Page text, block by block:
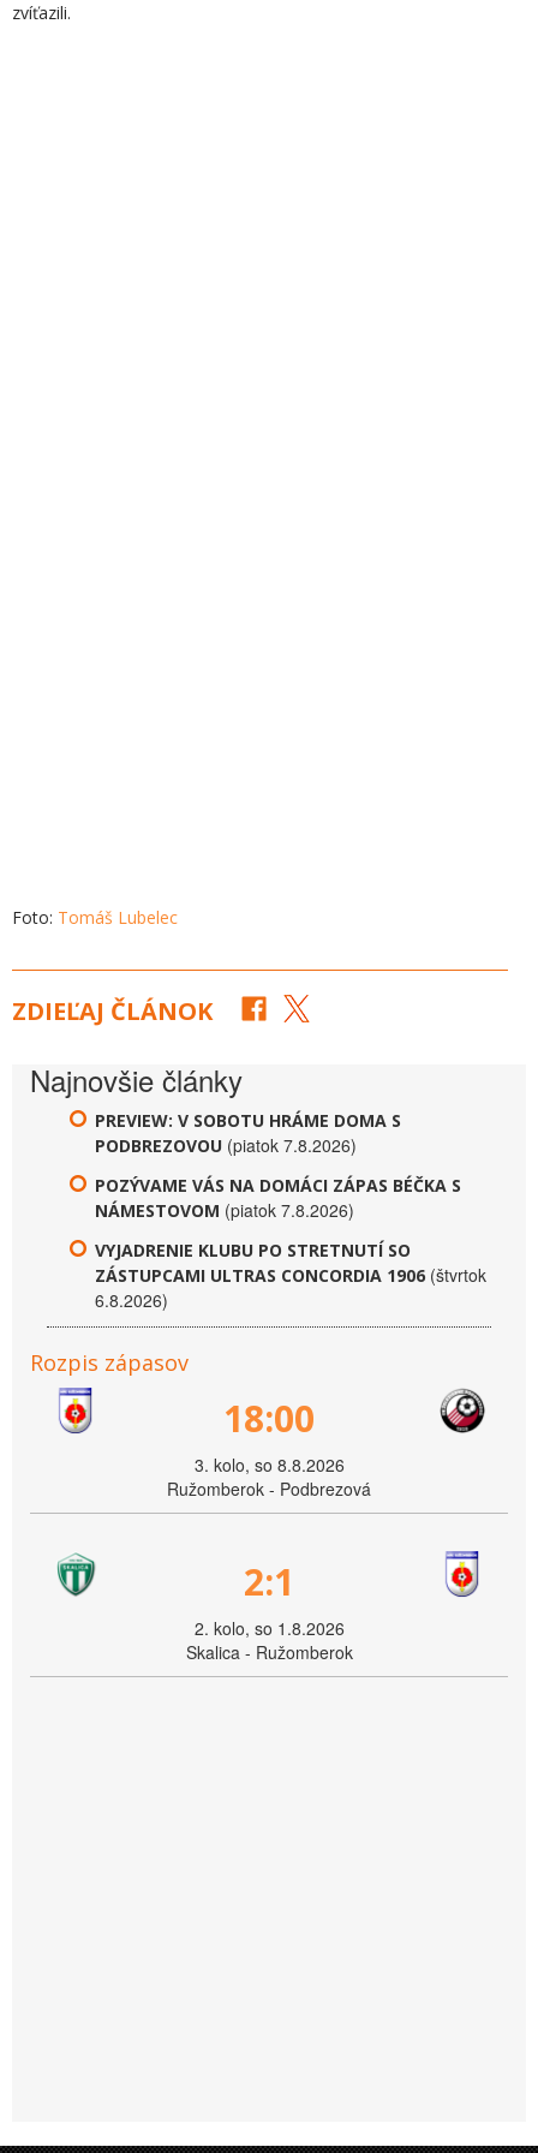
zvíťazili.
Foto: Tomáš Lubelec
ZDIEĽAJ ČLÁNOK
Najnovšie články
PREVIEW: V SOBOTU HRÁME DOMA S
PODBREZOVOU (piatok 7.8.2026)
POZÝVAME VÁS NA DOMÁCI ZÁPAS BÉČKA S
NÁMESTOVOM (piatok 7.8.2026)
VYJADRENIE KLUBU PO STRETNUTÍ SO
ZÁSTUPCAMI ULTRAS CONCORDIA 1906 (štvrtok
6.8.2026)
Rozpis zápasov
18:00
3. kolo, so 8.8.2026
Ružomberok - Podbrezová
2:1
2. kolo, so 1.8.2026
Skalica - Ružomberok